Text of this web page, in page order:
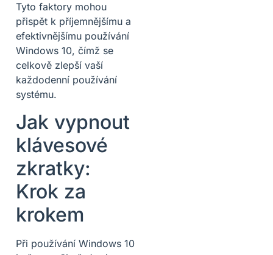
Tyto faktory mohou
přispět k příjemnějšímu a
efektivnějšímu používání
Windows 10, čímž se
celkově zlepší vaší
každodenní používání
systému.
Jak vypnout
klávesové
zkratky:
Krok za
krokem
Při používání Windows 10